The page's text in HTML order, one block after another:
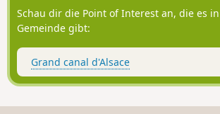
Schau dir die Point of Interest an, die es
Gemeinde gibt:
Grand canal d'Alsace